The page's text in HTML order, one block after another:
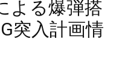
よる爆弾搭
突入計画情